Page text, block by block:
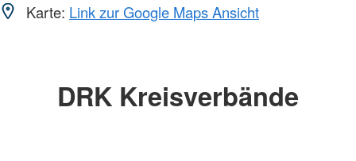
Karte: Link zur Google Maps Ansicht
DRK Kreisverbände